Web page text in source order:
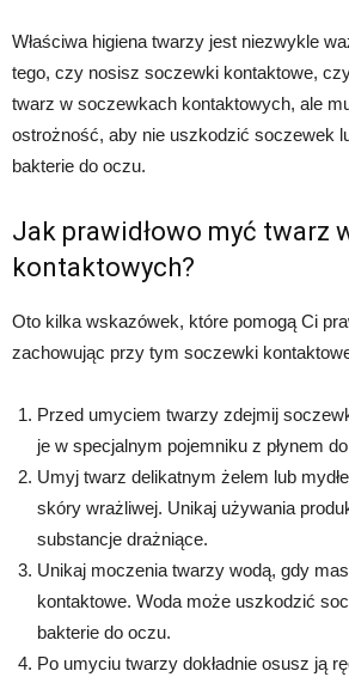
Właściwa higiena twarzy jest niezwykle
tego, czy nosisz soczewki kontaktowe,
twarz w soczewkach kontaktowych, ale
ostrożność, aby nie uszkodzić soczewek
bakterie do oczu.
Jak prawidłowo myć twarz
kontaktowych?
Oto kilka wskazówek, które pomogą Ci
zachowując przy tym soczewki
Przed umyciem twarzy zdejmij
je w specjalnym pojemniku z płynem
Umyj twarz delikatnym żelem lub
skóry wrażliwej. Unikaj używania
substancje drażniące.
Unikaj moczenia twarzy wodą, gdy
kontaktowe. Woda może uszkodzić
bakterie do oczu.
Po umyciu twarzy dokładnie osusz ją